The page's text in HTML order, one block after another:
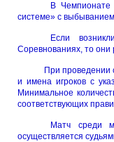
В Чемпионате
системе» с
Если
Соревнованиях, то
При проведении
и имена игроков с
Минимальное
соответствующих
Матч среди
осуществляется